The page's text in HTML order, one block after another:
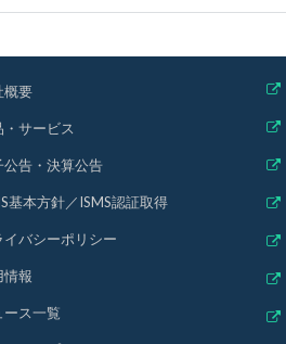
概要
・サービス
公告・決算公告
基本方針／ISMS認証取得
イバシーポリシー
情報
ース一覧